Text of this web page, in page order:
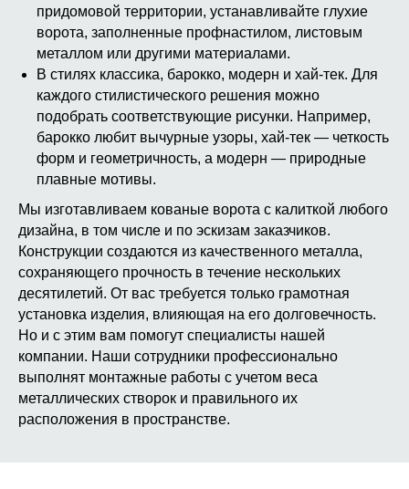
придомовой территории, устанавливайте глухие
ворота, заполненные профнастилом, листовым
металлом или другими материалами.
В стилях классика, барокко, модерн и хай-тек. Для
каждого стилистического решения можно
подобрать соответствующие рисунки. Например,
барокко любит вычурные узоры, хай-тек — четкость
форм и геометричность, а модерн — природные
плавные мотивы.
Мы изготавливаем кованые ворота с калиткой любого
дизайна, в том числе и по эскизам заказчиков.
Конструкции создаются из качественного металла,
сохраняющего прочность в течение нескольких
десятилетий. От вас требуется только грамотная
установка изделия, влияющая на его долговечность.
Но и с этим вам помогут специалисты нашей
компании. Наши сотрудники профессионально
выполнят монтажные работы с учетом веса
металлических створок и правильного их
расположения в пространстве.